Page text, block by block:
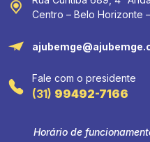
Centro – Belo Horizonte
Fale com o presidente
(31) 99492-7166
Horário de